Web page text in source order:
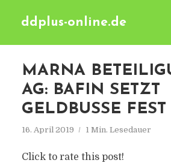
ddplus-online.de
MARNA
AG: BAFIN SETZT
GELDBUSSE FEST
16. April 2019 1 Min. Lesedauer
Click to rate this post!